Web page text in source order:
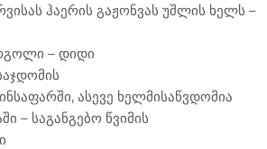
ჰაერის გაჟონვას უშლის ხელს –
– დიდი
ასევე ხელმისაწვდომია
– საგანგებო წვიმის